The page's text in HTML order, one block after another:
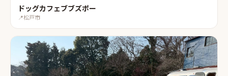
ドッグカフェブブズポー
📍松戸市